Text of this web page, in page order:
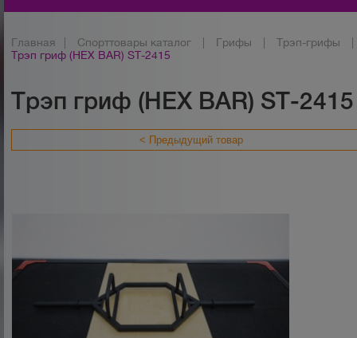
Главная Спорттовары каталог Грифы Трэп-грифы
Трэп гриф (HEX BAR) ST-2415
Трэп гриф (HEX BAR) ST-2415
< Предыдущий товар